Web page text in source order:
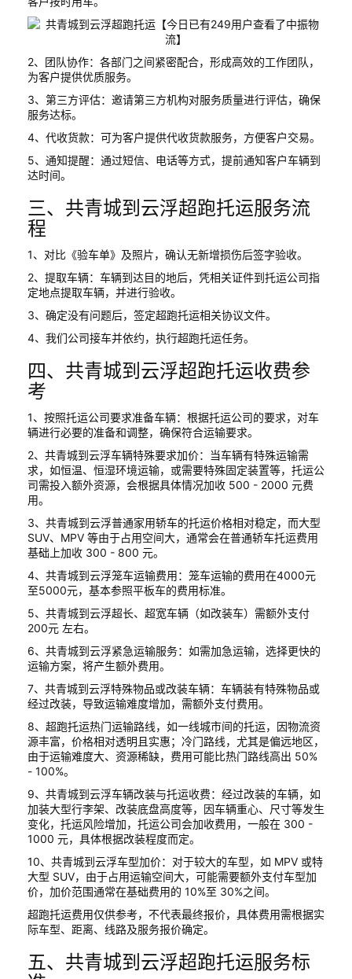
2、团队协作：各部门之间紧密配合，形成高效的工作团队，
为客户提供优质服务。
3、第三方评估：邀请第三方机构对服务质量进行评估，确保
服务达标。
4、代收货款：可为客户提供代收货款服务，方便客户交易。
5、通知提醒：通过短信、电话等方式，提前通知客户车辆到
达时间。
三、共青城到云浮超跑托运服务流
程
1、对比《验车单》及照片，确认无新增损伤后签字验收。
2、提取车辆：车辆到达目的地后，凭相关证件到托运公司指
定地点提取车辆，并进行验收。
3、确定没有问题后，签定超跑托运相关协议文件。
4、我们公司接车并依约，执行超跑托运任务。
四、共青城到云浮超跑托运收费参
考
1、按照托运公司要求准备车辆：根据托运公司的要求，对车
辆进行必要的准备和调整，确保符合运输要求。
2、共青城到云浮车辆特殊要求加价：当车辆有特殊运输需
求，如恒温、恒湿环境运输，或需要特殊固定装置等，托运公
司需投入额外资源，会根据具体情况加收 500 - 2000 元费
用。
3、共青城到云浮普通家用轿车的托运价格相对稳定，而大型
SUV、MPV 等由于占用空间大，通常会在普通轿车托运费用
基础上加收 300 - 800 元。
4、共青城到云浮笼车运输费用：笼车运输的费用在4000元
至5000元，基本参照平板车的费用标准。
5、共青城到云浮超长、超宽车辆（如改装车）需额外支付
200元 左右。
6、共青城到云浮紧急运输服务：如需加急运输，选择更快的
运输方案，将产生额外费用。
7、共青城到云浮特殊物品或改装车辆：车辆装有特殊物品或
经过改装，导致运输难度增加，需额外支付费用。
8、超跑托运热门运输路线，如一线城市间的托运，因物流资
源丰富，价格相对透明且实惠；冷门路线，尤其是偏远地区，
由于运输难度大、资源稀缺，费用可能比热门路线高出 50%
- 100%。
9、共青城到云浮车辆改装与托运收费：经过改装的车辆，如
加装大型行李架、改装底盘高度等，因车辆重心、尺寸等发生
变化，托运风险增加，托运公司会加收费用，一般在 300 -
1000 元，具体根据改装程度而定。
10、共青城到云浮车型加价：对于较大的车型，如 MPV 或特
大型 SUV，由于占用运输空间大，可能需要额外支付车型加
价，加价范围通常在基础费用的 10%至 30%之间。
超跑托运费用仅供参考，不代表最终报价，具体费用需根据实
际车型、距离、线路及服务报价确定。
五、共青城到云浮超跑托运服务标